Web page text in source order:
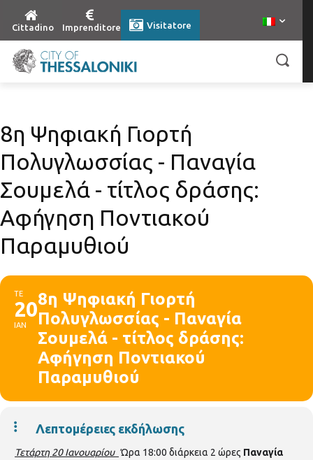
Cittadino Imprenditore Visitatore
8η Ψηφιακή Γιορτή
Πολυγλωσσίας - Παναγία
Σουμελά - τίτλος δράσης:
Αφήγηση Ποντιακού
Παραμυθιού
ΤΕ
20
ΙΑΝ
8η Ψηφιακή Γιορτή
Πολυγλωσσίας - Παναγία
Σουμελά - τίτλος δράσης:
Αφήγηση Ποντιακού
Παραμυθιού
Λεπτομέρειες εκδήλωσης
Τετάρτη 20 Ιανουαρίου Ώρα 18:00 διάρκεια 2 ώρες Παναγία